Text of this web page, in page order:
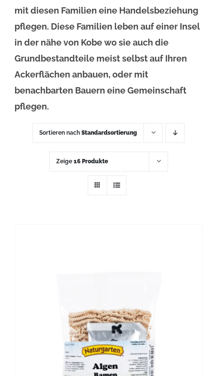
mit diesen Familien eine Handelsbeziehung
pflegen. Diese Familien leben auf einer Insel
in der nähe von Kobe wo sie auch die
Grundbestandteile meist selbst auf Ihren
Ackerflächen anbauen, oder mit
benachbarten Bauern eine Gemeinschaft
pflegen.
Sortieren nach Standardsortierung
Zeige 16 Produkte